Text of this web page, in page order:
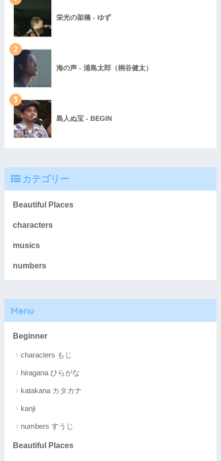
栄光の架橋 - ゆず
2
海の声 - 浦島太郎（桐谷健太）
3
島人ぬ宝 - BEGIN
カテゴリー
Beautiful Places
characters
musics
numbers
Menu
Beginner
characters もじ
hiragana ひらがな
katakana カタカナ
kanji
numbers すうじ
Beautiful Places